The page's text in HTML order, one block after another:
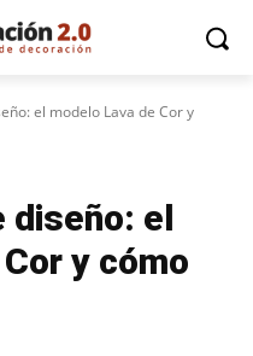
el modelo Lava de Cor y
diseño: el
y cómo